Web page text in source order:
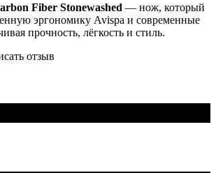
Fiber Stonewashed — нож, который
эргономику Avispa и современные
прочность, лёгкость и стиль.
отзыв